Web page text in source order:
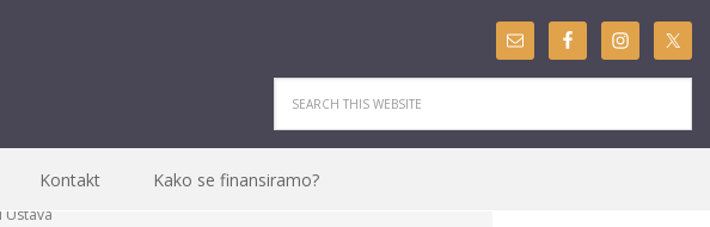
Kontakt Kako se finansiramo?